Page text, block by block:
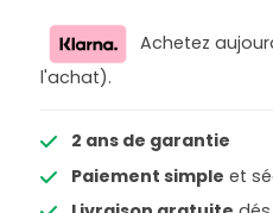
Achetez
l'achat).
2 ans de garantie
Paiement simple et